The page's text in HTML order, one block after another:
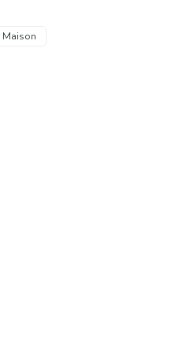
Maison